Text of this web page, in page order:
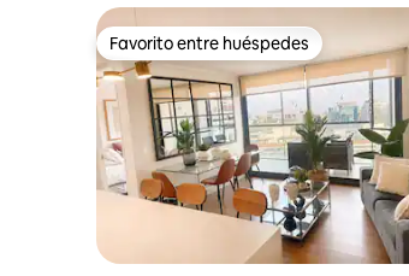
Favorito entre huéspedes
Favorito entre huéspedes